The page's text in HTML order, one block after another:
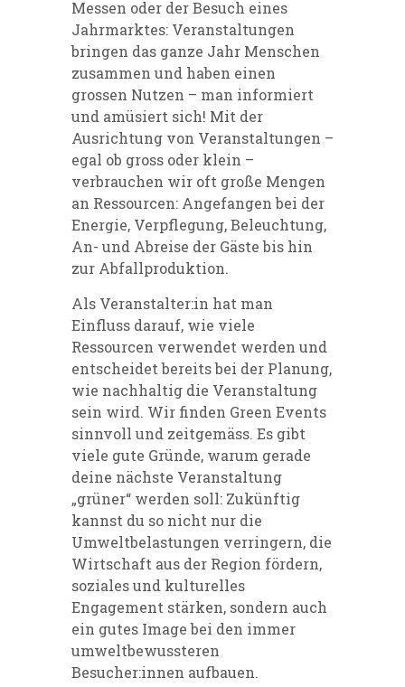
Messen oder der Besuch eines
Jahrmarktes: Veranstaltungen
bringen das ganze Jahr Menschen
zusammen und haben einen
grossen Nutzen – man informiert
und amüsiert sich! Mit der
Ausrichtung von Veranstaltungen –
egal ob gross oder klein –
verbrauchen wir oft große Mengen
an Ressourcen: Angefangen bei der
Energie, Verpflegung, Beleuchtung,
An- und Abreise der Gäste bis hin
zur Abfallproduktion.
Als Veranstalter:in hat man
Einfluss darauf, wie viele
Ressourcen verwendet werden und
entscheidet bereits bei der Planung,
wie nachhaltig die Veranstaltung
sein wird. Wir finden Green Events
sinnvoll und zeitgemäss. Es gibt
viele gute Gründe, warum gerade
deine nächste Veranstaltung
„grüner“ werden soll: Zukünftig
kannst du so nicht nur die
Umweltbelastungen verringern, die
Wirtschaft aus der Region fördern,
soziales und kulturelles
Engagement stärken, sondern auch
ein gutes Image bei den immer
umweltbewussteren
Besucher:innen aufbauen.